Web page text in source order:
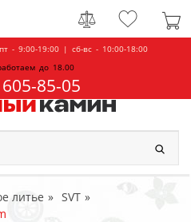
- 9:00-19:00 | сб-вс - 10:00-18:00
до 18.00
85-05
литье
SVT